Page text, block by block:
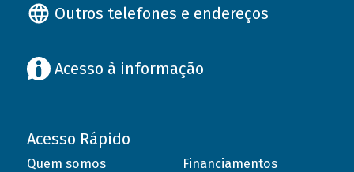
Outros telefones e endereços
Acesso à informação
Acesso Rápido
Quem somos
Financiamentos